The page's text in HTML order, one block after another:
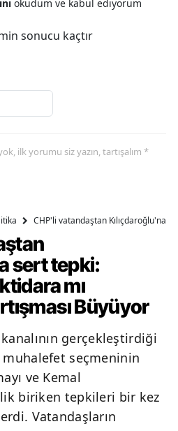
okudum ve kabul ediyorum
sonucu kaçtır
ilk yorumu siz yazın, tartışalım *
CHP'li vatandaştan Kılıçdaroğlu'na
sert tepki:
mı
Büyüyor
gerçekleştirdiği
seçmeninin
ve Kemal
biriken tepkileri bir kez
Vatandaşların